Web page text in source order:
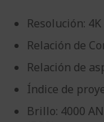
Resolución:
Relación de
Relación de
Índice de
Brillo: 4000